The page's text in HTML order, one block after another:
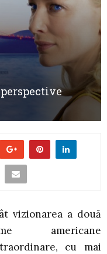
vizionarea a două
americane
cu mai